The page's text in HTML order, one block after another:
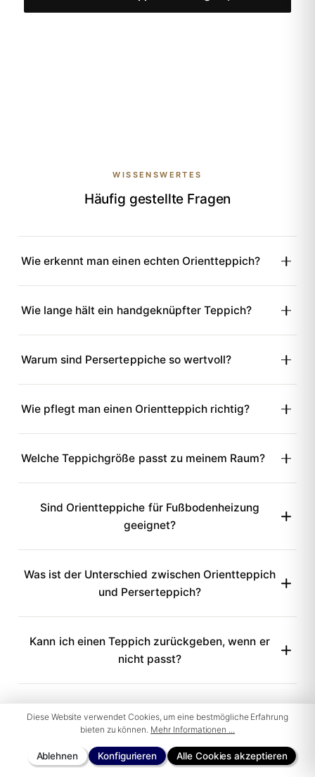
WISSENSWERTES
Häufig gestellte Fragen
Wie erkennt man einen echten Orientteppich?
Wie lange hält ein handgeknüpfter Teppich?
Warum sind Perserteppiche so wertvoll?
Wie pflegt man einen Orientteppich richtig?
Welche Teppichgröße passt zu meinem Raum?
Sind Orientteppiche für Fußbodenheizung
geeignet?
Was ist der Unterschied zwischen Orientteppich
und Perserteppich?
Kann ich einen Teppich zurückgeben, wenn er
nicht passt?
Kostenloser Versand & Rückversand
Diese Website verwendet Cookies, um eine bestmögliche Erfahrung
bieten zu können. Mehr Informationen ...
Ablehnen Konfigurieren Alle Cookies akzeptieren